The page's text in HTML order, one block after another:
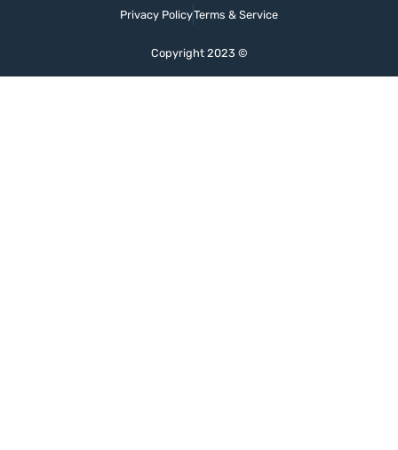
Privacy PolicyTerms & Service
Copyright 2023 ©